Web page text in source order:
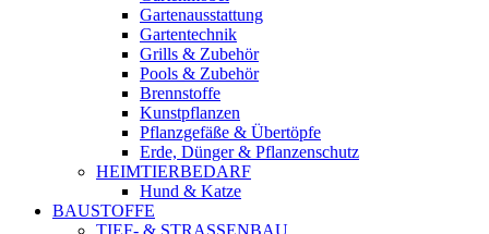
Gartenausstattung
Gartentechnik
Grills & Zubehör
Pools & Zubehör
Brennstoffe
Kunstpflanzen
Pflanzgefäße & Übertöpfe
Erde, Dünger & Pflanzenschutz
HEIMTIERBEDARF
Hund & Katze
BAUSTOFFE